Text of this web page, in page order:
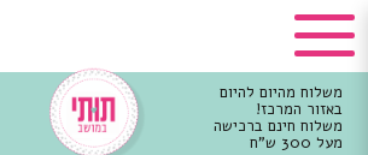
משלוח מהיום להיום
באזור המרכז!
משלוח חינם ברכישה
מעל 300 ש"ח